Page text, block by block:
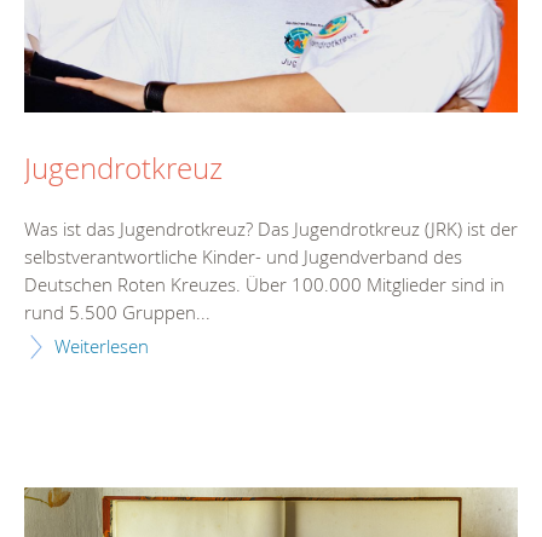
Jugendrotkreuz
Was ist das Jugendrotkreuz? Das Jugendrotkreuz (JRK) ist der
selbstverantwortliche Kinder- und Jugendverband des
Deutschen Roten Kreuzes. Über 100.000 Mitglieder sind in
rund 5.500 Gruppen...
Weiterlesen